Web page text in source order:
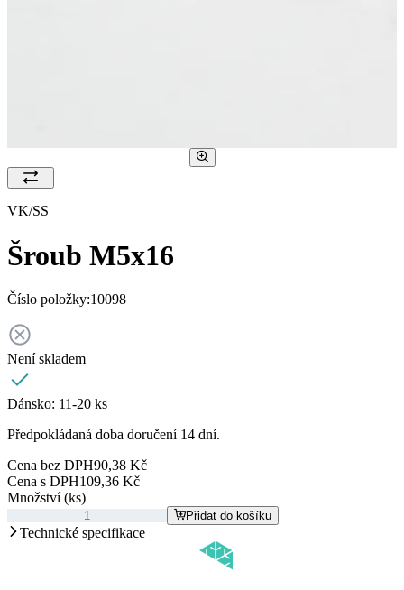
VK/SS
Šroub M5x16
Číslo položky:10098
Není skladem
Dánsko: 11-20 ks
Předpokládaná doba doručení 14 dní.
Cena bez DPH90,38 Kč
Cena s DPH109,36 Kč
Množství (ks)
Přidat do košíku
Technické specifikace